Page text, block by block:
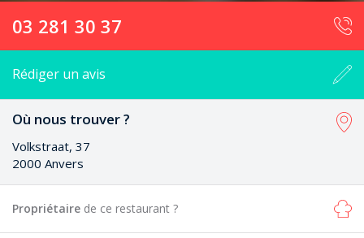
03 281 30 37
Rédiger un avis
Où nous trouver ?
Volkstraat, 37
2000 Anvers
Propriétaire de ce restaurant ?